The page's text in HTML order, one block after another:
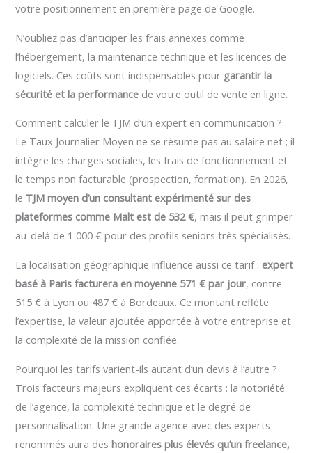
votre positionnement en première page de Google.
N’oubliez pas d’anticiper les frais annexes comme
l’hébergement, la maintenance technique et les licences de
logiciels. Ces coûts sont indispensables pour garantir la
sécurité et la performance de votre outil de vente en ligne.
Comment calculer le TJM d’un expert en communication ?
Le Taux Journalier Moyen ne se résume pas au salaire net ; il
intègre les charges sociales, les frais de fonctionnement et
le temps non facturable (prospection, formation). En 2026,
le TJM moyen d’un consultant expérimenté sur des
plateformes comme Malt est de 532 €, mais il peut grimper
au-delà de 1 000 € pour des profils seniors très spécialisés.
La localisation géographique influence aussi ce tarif : expert
basé à Paris facturera en moyenne 571 € par jour, contre
515 € à Lyon ou 487 € à Bordeaux. Ce montant reflète
l’expertise, la valeur ajoutée apportée à votre entreprise et
la complexité de la mission confiée.
Pourquoi les tarifs varient-ils autant d’un devis à l’autre ?
Trois facteurs majeurs expliquent ces écarts : la notoriété
de l’agence, la complexité technique et le degré de
personnalisation. Une grande agence avec des experts
renommés aura deshonoraires plus élevés qu’un freelance,